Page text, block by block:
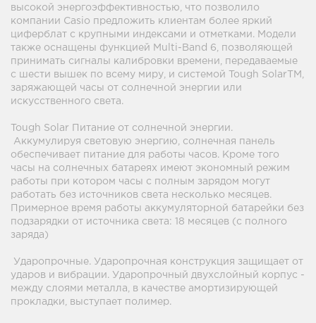
высокой энергоэффективностью, что позволило
компании Casio предложить клиентам более яркий
циферблат с крупными индексами и отметками. Модели
также оснащены функцией Multi-Band 6, позволяющей
принимать сигналы калибровки времени, передаваемые
с шести вышек по всему миру, и системой Tough SolarTM,
заряжающей часы от солнечной энергии или
искусственного света.
Tough Solar Питание от солнечной энергии.
Аккумулируя световую энергию, солнечная панель
обеспечивает питание для работы часов. Кроме того
часы на солнечных батареях имеют экономный режим
работы при котором часы с полным зарядом могут
работать без источников света несколько месяцев.
Примерное время работы аккумуляторной батарейки без
подзарядки от источника света: 18 месяцев (с полного
заряда)
Ударопрочные. Ударопрочная конструкция защищает от
ударов и вибрации. Ударопрочный двухслойный корпус -
между слоями металла, в качестве амортизирующей
прокладки, выступает полимер.